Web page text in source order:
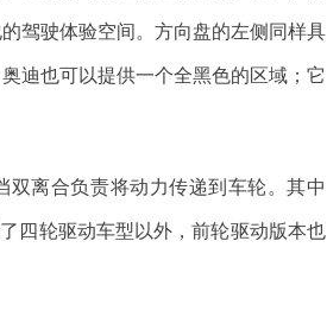
驾驶体验空间。方向盘的左侧同样具
迪也可以提供一个全黑色的区域；它
双离合负责将动力传递到车轮。其中
四轮驱动车型以外，前轮驱动版本也